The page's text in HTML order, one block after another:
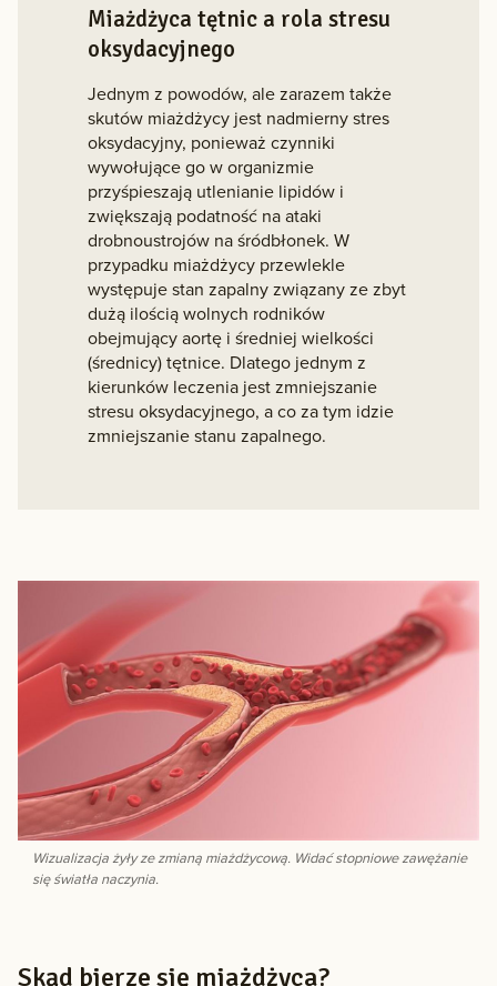
Miażdżyca tętnic a rola stresu
oksydacyjnego
Jednym z powodów, ale zarazem także
skutów miażdżycy jest nadmierny stres
oksydacyjny, ponieważ czynniki
wywołujące go w organizmie
przyśpieszają utlenianie lipidów i
zwiększają podatność na ataki
drobnoustrojów na śródbłonek. W
przypadku miażdżycy przewlekle
występuje stan zapalny związany ze zbyt
dużą ilością wolnych rodników
obejmujący aortę i średniej wielkości
(średnicy) tętnice. Dlatego jednym z
kierunków leczenia jest zmniejszanie
stresu oksydacyjnego, a co za tym idzie
zmniejszanie stanu zapalnego.
Wizualizacja żyły ze zmianą miażdżycową. Widać stopniowe zawężanie
się światła naczynia.
Skąd bierze się miażdżyca?